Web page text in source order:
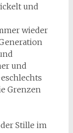
und
wieder
und
Grenzen
Stille im